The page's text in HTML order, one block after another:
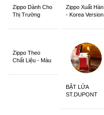
Zippo Dành Cho
Thị Trường
Zippo Xuất Hàn
- Korea Version
Zippo Theo
Chất Liệu - Màu
BẬT LỬA
ST.DUPONT